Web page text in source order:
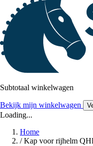
Subtotaal winkelwagen
Bekijk mijn winkelwagen
Loading...
Home
/ Kap voor rijhelm